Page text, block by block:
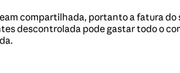
compartilhada, portanto a fatura do
descontrolada pode gastar todo o